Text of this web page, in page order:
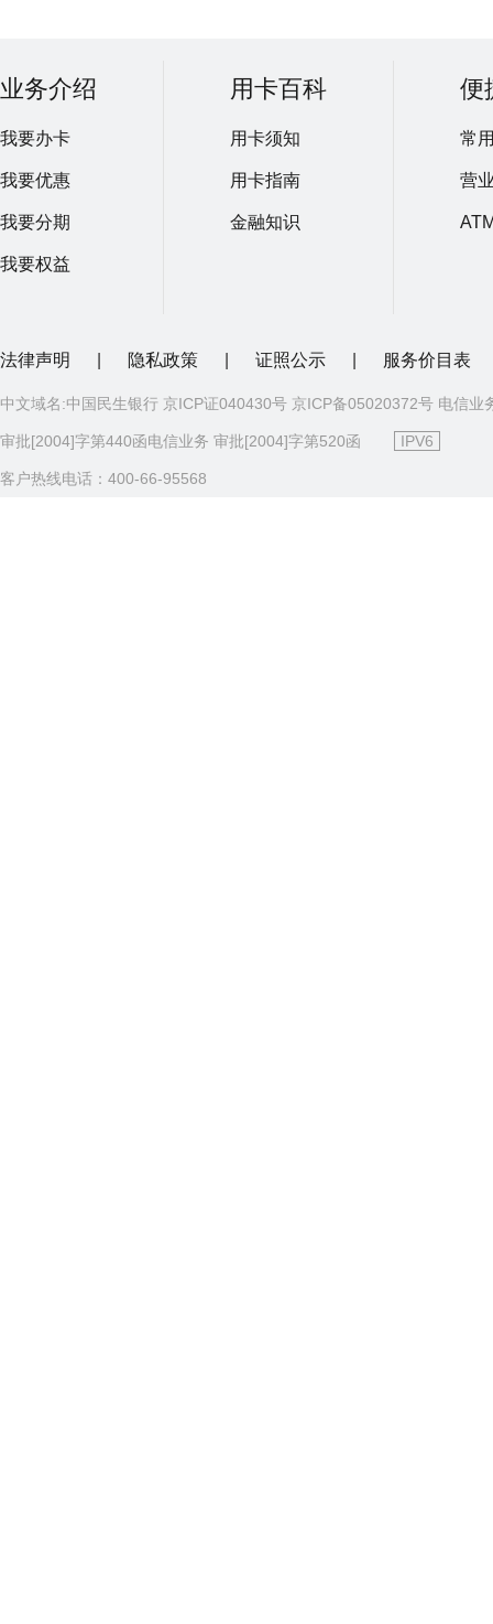
业务介绍
我要办卡
我要优惠
我要分期
我要权益
用卡百科
用卡须知
用卡指南
金融知识
便
常
营
法律声明 隐私政策 证照公示 服务价目表
中文域名:中国民生银行 京ICP证040430号 京ICP备05020372号 电信业
审批[2004]字第440函电信业务 审批[2004]字第520函 IPV6
客户热线电话：400-66-95568